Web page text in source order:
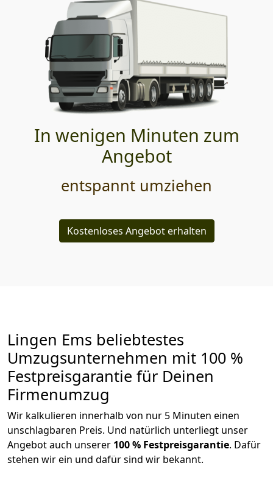
In wenigen Minuten zum
Angebot
entspannt umziehen
Kostenloses Angebot erhalten
Lingen Ems beliebtestes
Umzugsunternehmen mit 100 %
Festpreisgarantie für Deinen
Firmenumzug
Wir kalkulieren innerhalb von nur 5 Minuten einen
unschlagbaren Preis. Und natürlich unterliegt unser
Angebot auch unserer 100 % Festpreisgarantie. Dafür
stehen wir ein und dafür sind wir bekannt.